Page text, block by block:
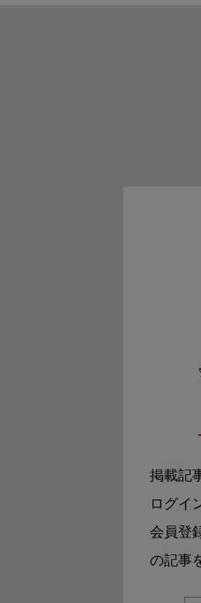
掲載記
ログイ
会員登
の記事